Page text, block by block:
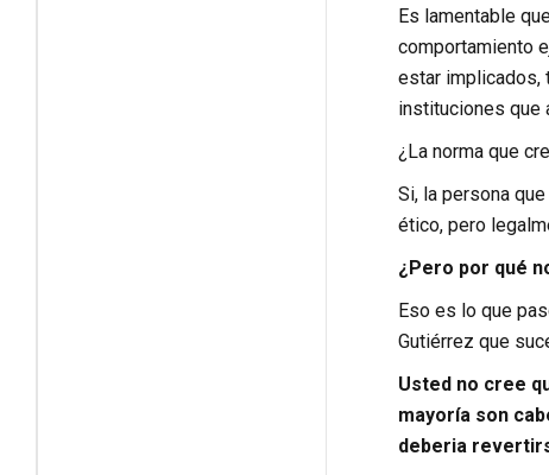
Es lamentable
comportamiento
estar implicados,
instituciones que
¿La norma que
Si, la persona
ético, pero
¿Pero por qué
Eso es lo que
Gutiérrez que
Usted no cree
mayoría son
deberia